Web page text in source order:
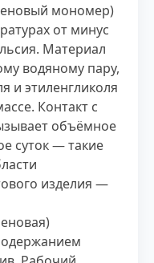
мономер)
от минус
Материал
водяному пару,
и этиленгликоля
Контакт с
объёмное
суток — такие
изделия —